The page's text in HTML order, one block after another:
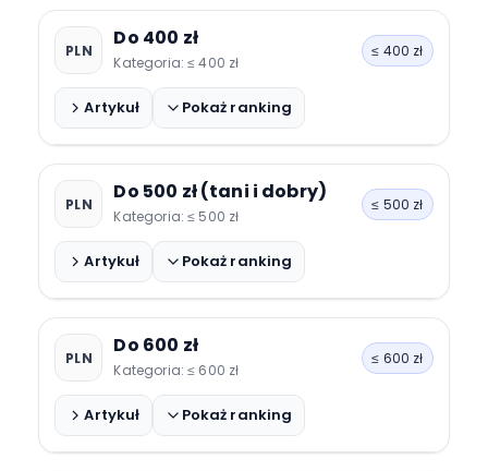
Haylou Solar
Manta Kevin
Rubicon RNCF37
PLN Do 400 zł
Kategoria: ≤ 400 zł
≤ 400 zł
Artykuł Pokaż ranking
Huawei Band 9
Amazfit Bip U Pro
Xiaomi Smart Band 8
PLN Do 500 zł (tani i dobry)
Kategoria: ≤ 500 zł
≤ 500 zł
Artykuł Pokaż ranking
Redmi Watch 3 Active
Amazfit Bip 3 Pro
Realme Watch 2 Pro
PLN Do 600 zł
Kategoria: ≤ 600 zł
≤ 600 zł
Artykuł Pokaż ranking